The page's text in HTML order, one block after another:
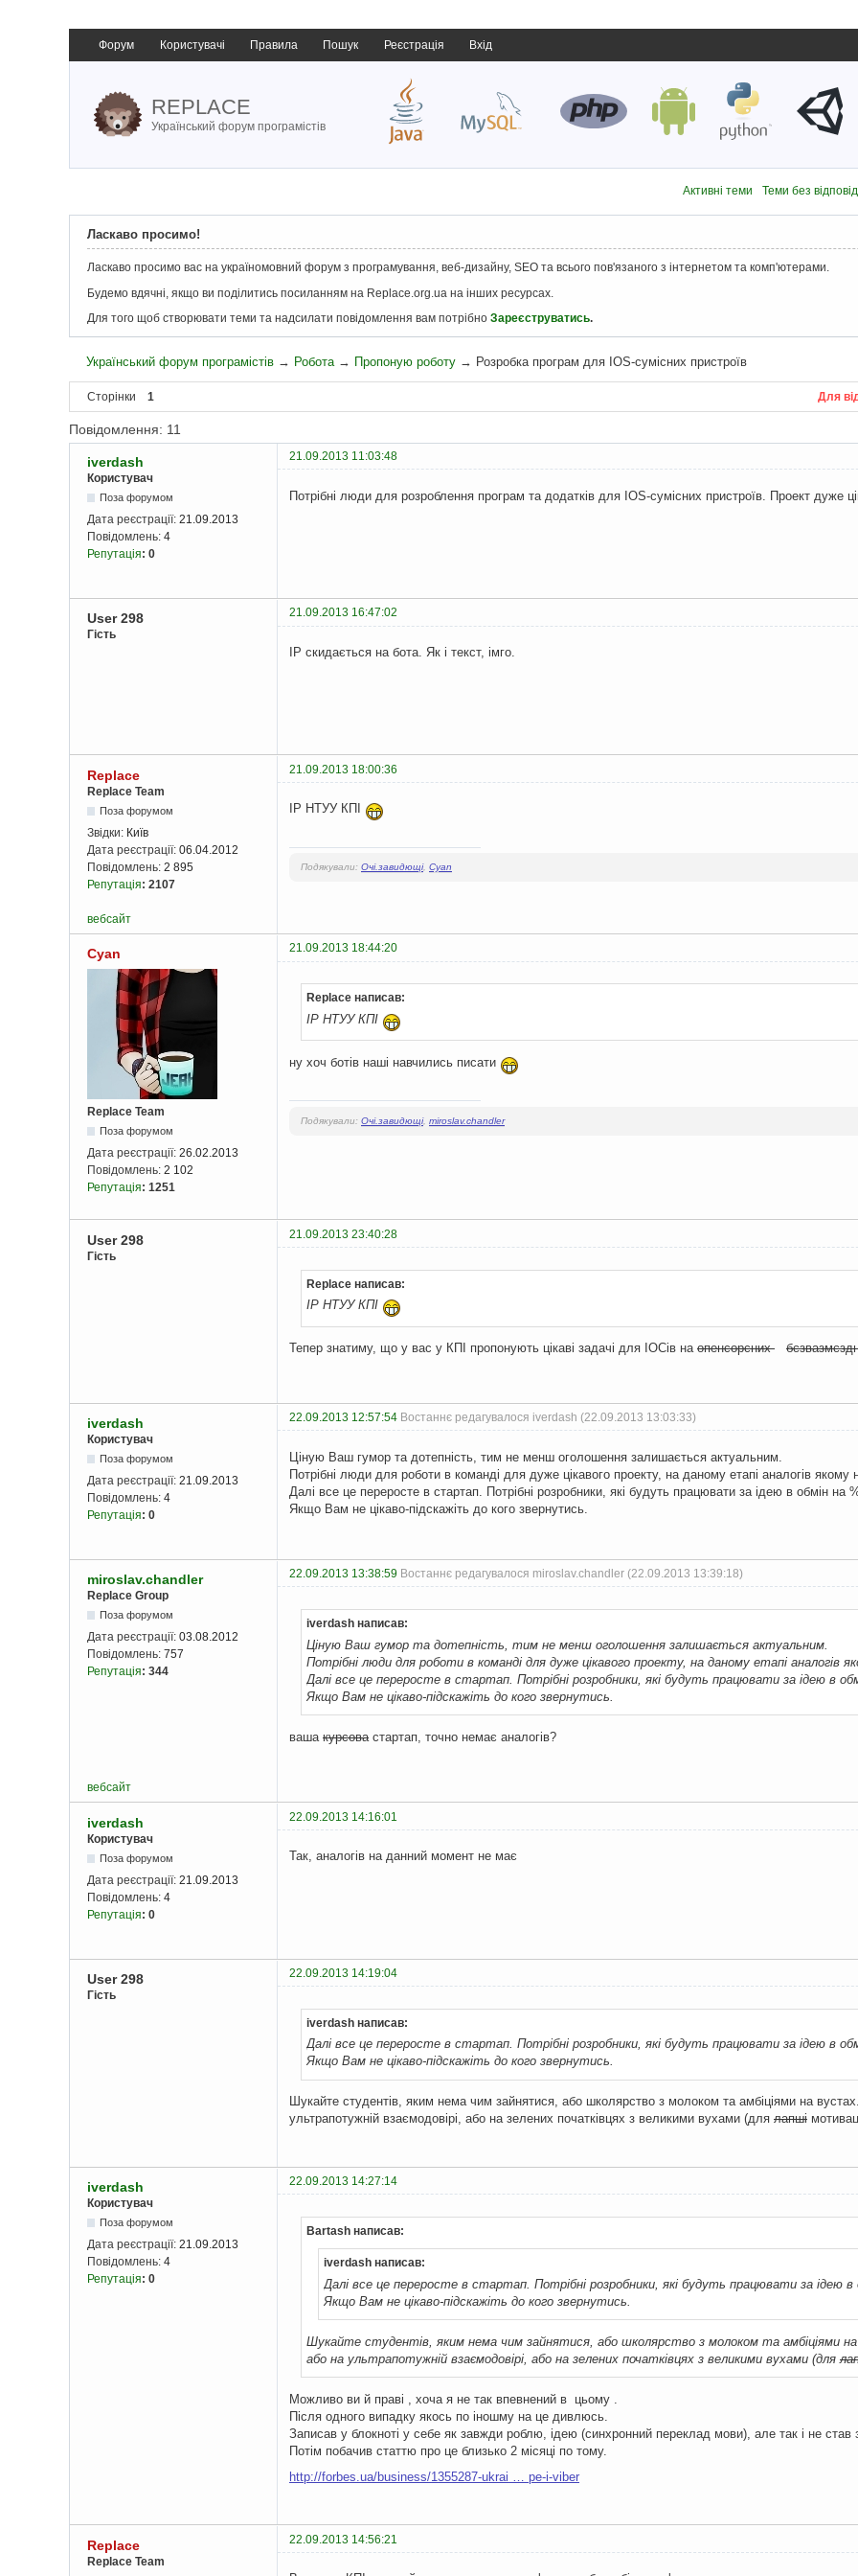
Форум Користувачі Правила Пошук Реєстрація Вхід
REPLACE
Український форум програмістів
Активні теми Теми без
Ласкаво просимо!
Ласкаво просимо вас на україномовний форум з програмування, веб-дизайну, SEO та всього пов'язаного з інтернетом та комп'ютерами.
Будемо вдячні, якщо ви поділитись посиланням на Replace.org.ua на інших ресурсах.
Для того щоб створювати теми та надсилати повідомлення вам потрібно Зареєструватись.
Український форум програмістів → Робота → Пропоную роботу → Розробка програм для IOS-сумісних пристроїв
Сторінки 1 Для
Повідомлення: 11
iverdash
21.09.2013 11:03:48
Користувач
Поза форумом
Дата реєстрації: 21.09.2013
Повідомлень: 4
Репутація: 0
Потрібні люди для розроблення програм та додатків для IOS-сумісних пристроїв. Проект дуже
User 298
21.09.2013 16:47:02
Гість
IP скидається на бота. Як і текст, імго.
Replace
21.09.2013 18:00:36
Replace Team
Поза форумом
Звідки: Київ
Дата реєстрації: 06.04.2012
Повідомлень: 2 895
Репутація: 2107
IP НТУУ КПІ
Подякували: Очі.завидющі, Cyan
вебсайт
Cyan 21.09.2013 18:44:20
Replace Team
Поза форумом
Дата реєстрації: 26.02.2013
Повідомлень: 2 102
Репутація: 1251
Replace написав:
IP НТУУ КПІ
ну хоч ботів наші навчились писати
Подякували: Очі.завидющі, miroslav.chandler
User 298
21.09.2013 23:40:28
Гість
Replace написав:
IP НТУУ КПІ
Тепер знатиму, що у вас у КПІ пропонують цікаві задачі для ІОСів на опенсорсних
iverdash 22.09.2013 12:57:54 Востаннє редагувалося iverdash (22.09.2013 13:03:33)
Користувач
Поза форумом
Дата реєстрації: 21.09.2013
Повідомлень: 4
Репутація: 0
Ціную Ваш гумор та дотепність, тим не менш оголошення залишається актуальним.
Потрібні люди для роботи в команді для дуже цікавого проекту, на даному етапі аналогів якому
Далі все це переросте в стартап. Потрібні розробники, які будуть працювати за ідею в обмін на
Якщо Вам не цікаво-підскажіть до кого звернутись.
miroslav.chandler 22.09.2013 13:38:59 Востаннє редагувалося miroslav.chandler (22.09.2013 13:39:18)
Replace Group
Поза форумом
Дата реєстрації: 03.08.2012
Повідомлень: 757
Репутація: 344
iverdash написав:
Ціную Ваш гумор та дотепність, тим не менш оголошення залишається актуальним.
Потрібні люди для роботи в команді для дуже цікавого проекту, на даному етапі аналогів
Далі все це переросте в стартап. Потрібні розробники, які будуть працювати за ідею в
Якщо Вам не цікаво-підскажіть до кого звернутись.
ваша курсова стартап, точно немає аналогів?
вебсайт
iverdash
22.09.2013 14:16:01
Користувач
Поза форумом
Дата реєстрації: 21.09.2013
Повідомлень: 4
Репутація: 0
Так, аналогів на данний момент не має
User 298
22.09.2013 14:19:04
Гість
iverdash написав:
Далі все це переросте в стартап. Потрібні розробники, які будуть працювати за ідею в
Якщо Вам не цікаво-підскажіть до кого звернутись.
Шукайте студентів, яким нема чим зайнятися, або школярство з молоком та амбіціями на
ультрапотужній взаємодовірі, або на зелених початківцях з великими вухами (для лапші
iverdash
22.09.2013 14:27:14
Користувач
Поза форумом
Дата реєстрації: 21.09.2013
Повідомлень: 4
Репутація: 0
Bartash написав:
iverdash написав:
Далі все це переросте в стартап. Потрібні розробники, які будуть працювати за ідею в
Якщо Вам не цікаво-підскажіть до кого звернутись.
Шукайте студентів, яким нема чим зайнятися, або школярство з молоком та амбіціями
або на ультрапотужній взаємодовірі, або на зелених початківцях з великими вухами (для
Можливо ви й праві , хоча я не так впевнений в цьому .
Після одного випадку якось по іношму на це дивлюсь.
Записав у блокноті у себе як завжди роблю, ідею (синхронний переклад мови), але так і не став
Потім побачив статтю про це близько 2 місяці по тому.
http://forbes.ua/business/1355287-ukrai … pe-i-viber
Replace
22.09.2013 14:56:21
Replace Team